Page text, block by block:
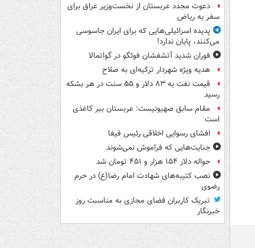
دعوت مجدد عربستان از نخست‌وزیر عراق برای
سفر به ریاض
پدیده اسرائیلی‌هایی که برای ایران جاسوسی
می‌کنند، پایان ندارد!
فوران شدید آتشفشان فوئگو در گواتمالا
هدیه ویژه شهردار ترکیه‌ای به صلاح
قیمت نفت به ۸۳ دلار و ۵۵ سنت در هر بشکه
رسید
مقام سابق صهیونیست: عربستان ببر کاغذی
است
افشای رسوایی اخلاقی رئیس فیفا
جنایت‌هایی که فراموش نمی‌شوند
حواله دلار ۱۵۴ هزار و ۴۵۱ تومان شد
نصب کتیبه‌های شهادت امام رضا(ع) در حرم
رضوی
تبریک کاربران فضای مجازی به مناسبت روز
خبرنگار